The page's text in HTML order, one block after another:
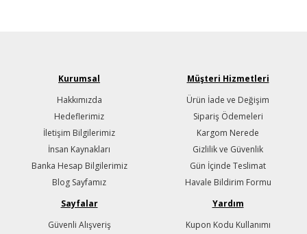
Kurumsal
Hakkımızda
Hedeflerimiz
İletişim Bilgilerimiz
İnsan Kaynakları
Banka Hesap Bilgilerimiz
Blog Sayfamız
Müşteri Hizmetleri
Ürün İade ve Değişim
Sipariş Ödemeleri
Kargom Nerede
Gizlilik ve Güvenlik
Gün İçinde Teslimat
Havale Bildirim Formu
Sayfalar
Güvenli Alışveriş
Yardım
Kupon Kodu Kullanımı